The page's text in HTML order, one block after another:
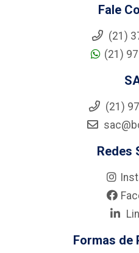
Fale
(21)
(21)
(21)
Redes
Formas de